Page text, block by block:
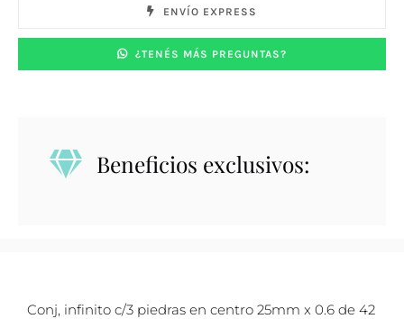
ENVÍO EXPRESS
¿TENÉS MÁS PREGUNTAS?
Beneficios exclusivos:
Conj, infinito c/3 piedras en centro 25mm x 0.6 de 42